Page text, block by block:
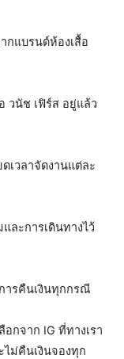
กแบรนด์ห้องเสื้อ
วนัช เฟิร์ส อยู่แล้ว
เวลาจัดงานแต่ละ
ละการเดินทางไว้
ารคืนเงินทุกกรณี
กจาก IG ที่ทางเรา
ไม่คืนเงินจองทุก